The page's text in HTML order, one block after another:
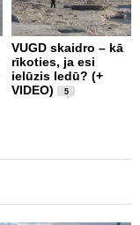
VUGD skaidro – kā
rīkoties, ja esi
ielūzis ledū? (+
VIDEO)
5